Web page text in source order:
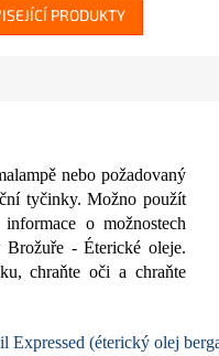
PRODUKTY
nebo požadovaný
tyčinky. Možno použít
o možnostech
- Éterické oleje.
chraňte oči a chraňte
Expressed (éterický olej